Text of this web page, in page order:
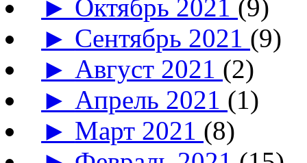
► Октябрь 2021 (9)
► Сентябрь 2021 (9)
► Август 2021 (2)
► Апрель 2021 (1)
► Март 2021 (8)